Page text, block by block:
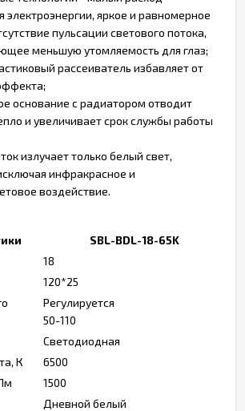
электроэнергии, яркое и равномерное
пульсации светового потока,
меньшую утомляемость для глаз;
рассеиватель избавляет от
основание с радиатором отводит
и увеличивает срок службы работы
излучает только белый свет,
инфракрасное и
воздействие.
SBL-BDL-18-65K
18
120*25
Регулируется
50-110
Светодиодная
К
6500
1500
Дневной белый